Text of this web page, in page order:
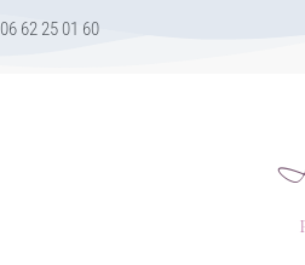
06 62 25 01 60